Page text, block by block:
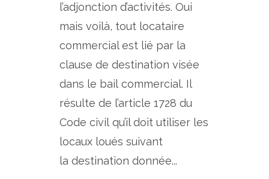
l’adjonction d’activités. Oui
mais voilà, tout locataire
commercial est lié par la
clause de destination visée
dans le bail commercial. Il
résulte de l’article 1728 du
Code civil qu’il doit utiliser les
locaux loués suivant
la destination donnée...